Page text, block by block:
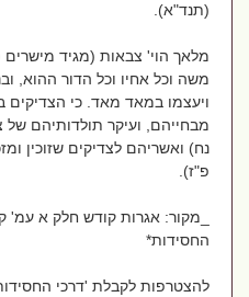
(תנד"א).
מלאך הוי' צבאות (מגיד מישרים
משה וכל אחיו וכל הדור ההוא, ובני
ויעצמו במאד מאד. כי הצדיקים
מבחייהם, ועיקר תולדותיהם של
נח) ואשריהם לצדיקים שזוכין
פ"ז).
_מקור: אגרות קודש חלק א עמ'
החסידות*
להצטרפות לקבלת 'דרכי החסידות